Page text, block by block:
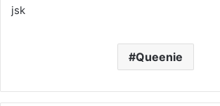
jsk
Queenie